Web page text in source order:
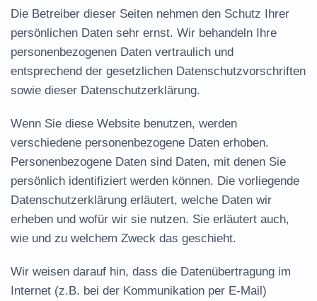
Die Betreiber dieser Seiten nehmen den Schutz Ihrer
persönlichen Daten sehr ernst. Wir behandeln Ihre
personenbezogenen Daten vertraulich und
entsprechend der gesetzlichen Datenschutzvorschriften
sowie dieser Datenschutzerklärung.
Wenn Sie diese Website benutzen, werden
verschiedene personenbezogene Daten erhoben.
Personenbezogene Daten sind Daten, mit denen Sie
persönlich identifiziert werden können. Die vorliegende
Datenschutzerklärung erläutert, welche Daten wir
erheben und wofür wir sie nutzen. Sie erläutert auch,
wie und zu welchem Zweck das geschieht.
Wir weisen darauf hin, dass die Datenübertragung im
Internet (z.B. bei der Kommunikation per E-Mail)